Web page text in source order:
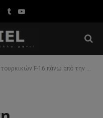
TumblrYouTube
F-16 πάνω από την Κίναρο